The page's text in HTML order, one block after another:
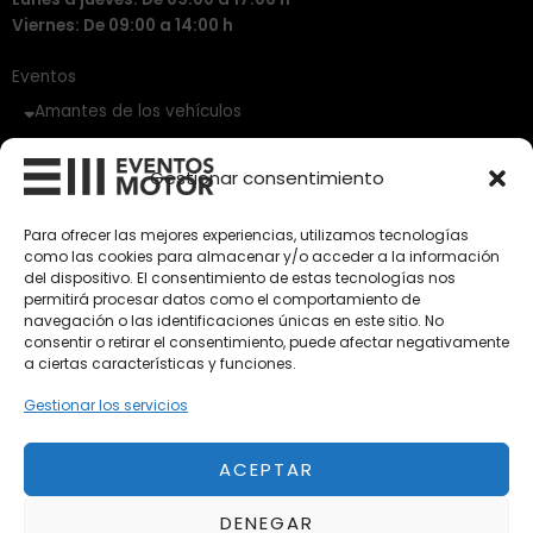
Gestionar consentimiento
Para ofrecer las mejores experiencias, utilizamos tecnologías
como las cookies para almacenar y/o acceder a la información
del dispositivo. El consentimiento de estas tecnologías nos
permitirá procesar datos como el comportamiento de
navegación o las identificaciones únicas en este sitio. No
consentir o retirar el consentimiento, puede afectar negativamente
a ciertas características y funciones.
Gestionar los servicios
ACEPTAR
DENEGAR
Viernes: De 09:00 a 14:00 h
Eventos
Amantes de los vehículos
Vehículos Clásicos
Vehículos de Ocasión
Próximos
Eclipse by SELECTO
Del 12/08/2026 al 12/08/2026
Del 02/10/2026 al 05/10/2026
Del 02/10/2026 al 05/10/2026